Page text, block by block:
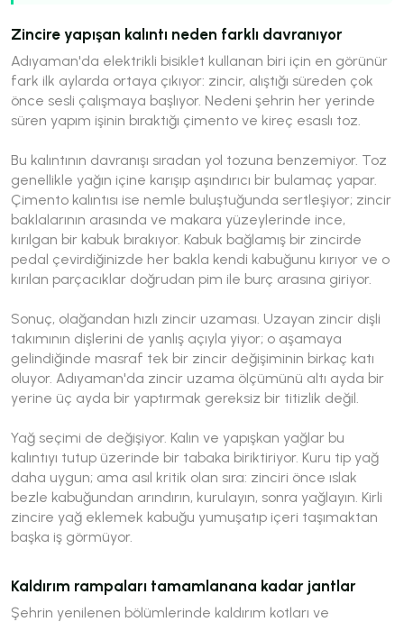
Zincire yapışan kalıntı neden farklı davranıyor
Adıyaman'da elektrikli bisiklet kullanan biri için en görünür
fark ilk aylarda ortaya çıkıyor: zincir, alıştığı süreden çok
önce sesli çalışmaya başlıyor. Nedeni şehrin her yerinde
süren yapım işinin bıraktığı çimento ve kireç esaslı toz.
Bu kalıntının davranışı sıradan yol tozuna benzemiyor. Toz
genellikle yağın içine karışıp aşındırıcı bir bulamaç yapar.
Çimento kalıntısı ise nemle buluştuğunda sertleşiyor; zincir
baklalarının arasında ve makara yüzeylerinde ince,
kırılgan bir kabuk bırakıyor. Kabuk bağlamış bir zincirde
pedal çevirdiğinizde her bakla kendi kabuğunu kırıyor ve o
kırılan parçacıklar doğrudan pim ile burç arasına giriyor.
Sonuç, olağandan hızlı zincir uzaması. Uzayan zincir dişli
takımının dişlerini de yanlış açıyla yiyor; o aşamaya
gelindiğinde masraf tek bir zincir değişiminin birkaç katı
oluyor. Adıyaman'da zincir uzama ölçümünü altı ayda bir
yerine üç ayda bir yaptırmak gereksiz bir titizlik değil.
Yağ seçimi de değişiyor. Kalın ve yapışkan yağlar bu
kalıntıyı tutup üzerinde bir tabaka biriktiriyor. Kuru tip yağ
daha uygun; ama asıl kritik olan sıra: zinciri önce ıslak
bezle kabuğundan arındırın, kurulayın, sonra yağlayın. Kirli
zincire yağ eklemek kabuğu yumuşatıp içeri taşımaktan
başka iş görmüyor.
Kaldırım rampaları tamamlanana kadar jantlar
Şehrin yenilenen bölümlerinde kaldırım kotları ve